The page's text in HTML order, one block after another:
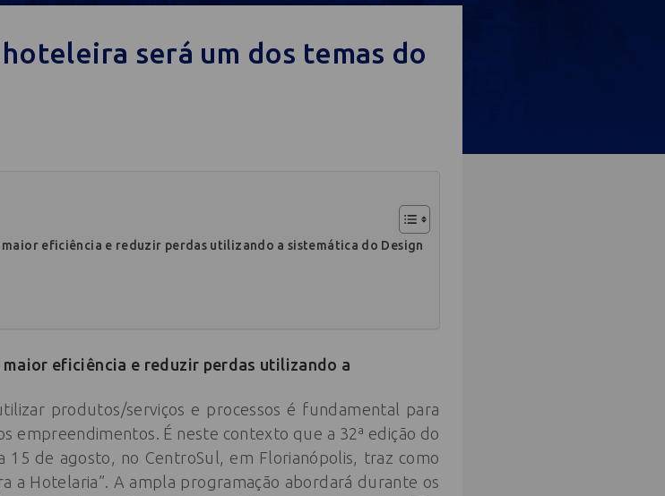
será um dos temas do
eficiência e reduzir perdas utilizando a sistemática do Design
eficiência e reduzir perdas utilizando a
produtos/serviços e processos é fundamental para
empreendimentos. É neste contexto que a 32ª edição do
15 de agosto, no CentroSul, em Florianópolis, traz como
a Hotelaria”. A ampla programação abordará durante os